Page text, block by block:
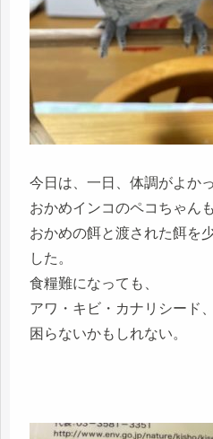
今日は、一日、体調がよか
おかめインコのペコちゃん
おかめの餌と渡された餌を
した。
食糧難になっても、
アワ・キビ・カナリシード
困らないかもしれない。